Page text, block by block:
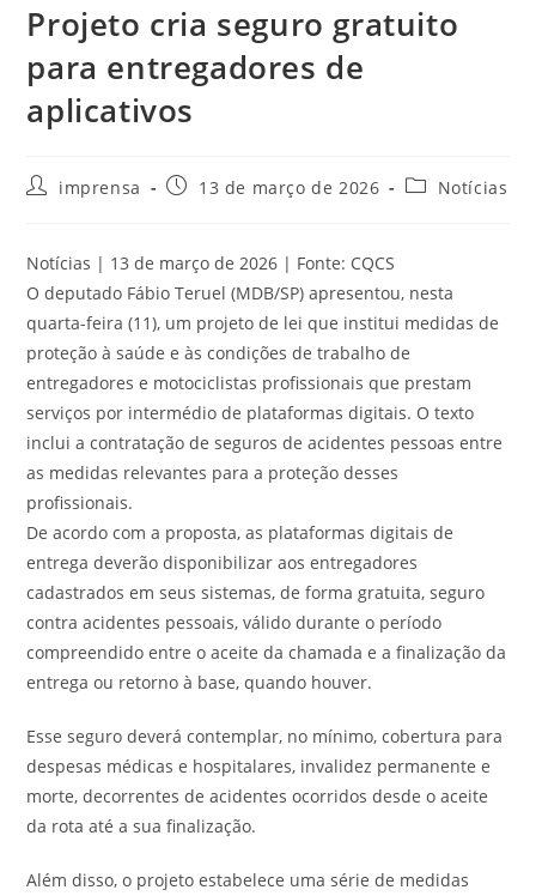
Projeto cria seguro gratuito
para entregadores de
aplicativos
imprensa 13 de março de 2026 Notícias
Notícias | 13 de março de 2026 | Fonte: CQCS
O deputado Fábio Teruel (MDB/SP) apresentou, nesta
quarta-feira (11), um projeto de lei que institui medidas de
proteção à saúde e às condições de trabalho de
entregadores e motociclistas profissionais que prestam
serviços por intermédio de plataformas digitais. O texto
inclui a contratação de seguros de acidentes pessoas entre
as medidas relevantes para a proteção desses
profissionais.
De acordo com a proposta, as plataformas digitais de
entrega deverão disponibilizar aos entregadores
cadastrados em seus sistemas, de forma gratuita, seguro
contra acidentes pessoais, válido durante o período
compreendido entre o aceite da chamada e a finalização da
entrega ou retorno à base, quando houver.
Esse seguro deverá contemplar, no mínimo, cobertura para
despesas médicas e hospitalares, invalidez permanente e
morte, decorrentes de acidentes ocorridos desde o aceite
da rota até a sua finalização.
Além disso, o projeto estabelece uma série de medidas